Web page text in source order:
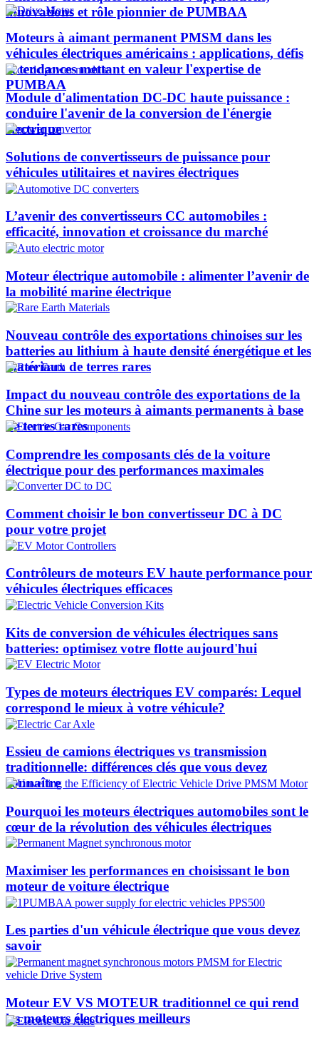
innovations et rôle pionnier de PUMBAA​
Moteurs à aimant permanent PMSM dans les
véhicules électriques américains : applications, défis
et tendances mettant en valeur l'expertise de
PUMBAA​
Module d'alimentation DC-DC haute puissance :
conduire l'avenir de la conversion de l'énergie
électrique
Solutions de convertisseurs de puissance pour
véhicules utilitaires et navires électriques
L’avenir des convertisseurs CC automobiles :
efficacité, innovation et croissance du marché
Moteur électrique automobile : alimenter l’avenir de
la mobilité marine électrique
Nouveau contrôle des exportations chinoises sur les
batteries au lithium à haute densité énergétique et les
matériaux de terres rares
Impact du nouveau contrôle des exportations de la
Chine sur les moteurs à aimants permanents à base
de terres rares
Comprendre les composants clés de la voiture
électrique pour des performances maximales
Comment choisir le bon convertisseur DC à DC
pour votre projet
Contrôleurs de moteurs EV haute performance pour
véhicules électriques efficaces
Kits de conversion de véhicules électriques sans
batteries: optimisez votre flotte aujourd'hui
Types de moteurs électriques EV comparés: Lequel
correspond le mieux à votre véhicule?
Essieu de camions électriques vs transmission
traditionnelle: différences clés que vous devez
connaître
Pourquoi les moteurs électriques automobiles sont le
cœur de la révolution des véhicules électriques
Maximiser les performances en choisissant le bon
moteur de voiture électrique
Les parties d'un véhicule électrique que vous devez
savoir
Moteur EV VS MOTEUR traditionnel ce qui rend
les moteurs électriques meilleurs